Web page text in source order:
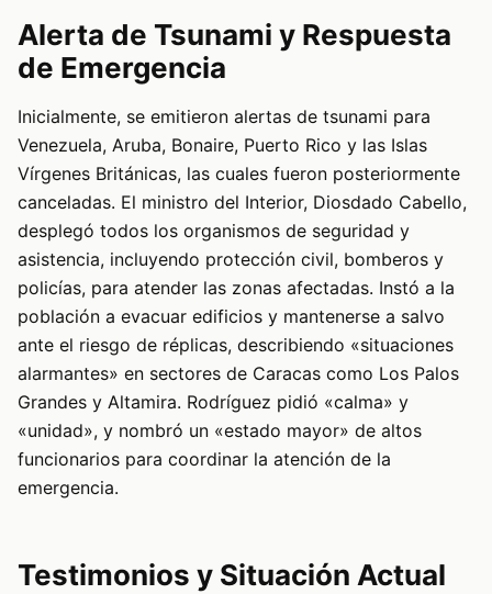
Alerta de Tsunami y Respuesta
de Emergencia
Inicialmente, se emitieron alertas de tsunami para
Venezuela, Aruba, Bonaire, Puerto Rico y las Islas
Vírgenes Británicas, las cuales fueron posteriormente
canceladas. El ministro del Interior, Diosdado Cabello,
desplegó todos los organismos de seguridad y
asistencia, incluyendo protección civil, bomberos y
policías, para atender las zonas afectadas. Instó a la
población a evacuar edificios y mantenerse a salvo
ante el riesgo de réplicas, describiendo «situaciones
alarmantes» en sectores de Caracas como Los Palos
Grandes y Altamira. Rodríguez pidió «calma» y
«unidad», y nombró un «estado mayor» de altos
funcionarios para coordinar la atención de la
emergencia.
Testimonios y Situación Actual